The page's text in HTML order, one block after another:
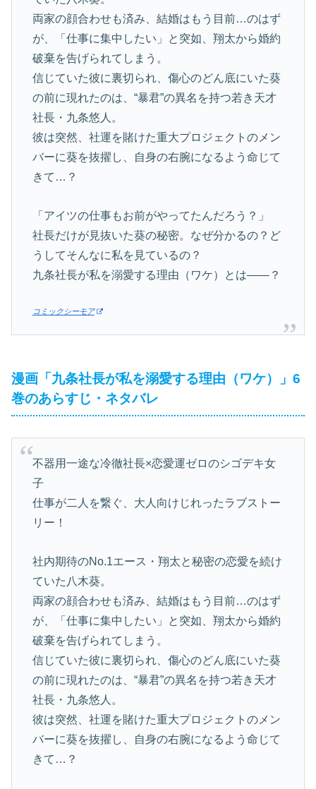
両家の顔合わせも済み、結婚はもう目前…のはず
が、「仕事に集中したい」と突如、翔太から婚約
破棄を告げられてしまう。
信じていた彼に裏切られ、傷心のどん底にいた葵
の前に現れたのは、“暴君”の異名を持つ若き天才
社長・九条悠人。
彼は突然、社運を賭けた重大プロジェクトのメン
バーに葵を抜擢し、自身の右腕になるよう命じて
きて…？
「アイツの仕事もお前がやってたんだろう？」
社長だけが見抜いた葵の秘密。なぜ分かるの？ど
うしてそんなに私を見ているの？
九条社長が私を溺愛する理由（ワケ）とは——？
コミックシーモア
漫画「九条社長が私を溺愛する理由（ワケ）」6
巻のあらすじ・ネタバレ
不器用一途な冷徹社長×恋愛運ゼロのシゴデキ女
子
仕事が二人を繋ぐ、大人向けじれったラブストー
リー！
社内期待のNo.1エース・翔太と秘密の恋愛を続け
ていた八木葵。
両家の顔合わせも済み、結婚はもう目前…のはず
が、「仕事に集中したい」と突如、翔太から婚約
破棄を告げられてしまう。
信じていた彼に裏切られ、傷心のどん底にいた葵
の前に現れたのは、“暴君”の異名を持つ若き天才
社長・九条悠人。
彼は突然、社運を賭けた重大プロジェクトのメン
バーに葵を抜擢し、自身の右腕になるよう命じて
きて…？